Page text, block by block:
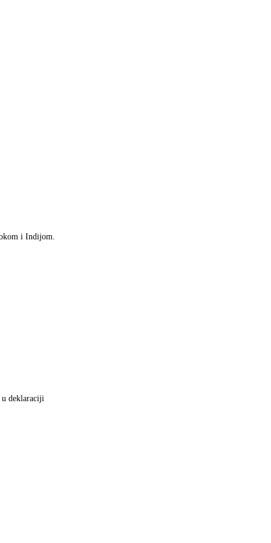
i Indijom.
deklaraciji